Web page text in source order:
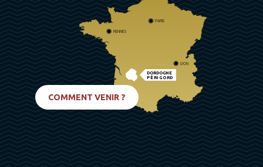
DORDOGNE
PÉRIGORD
PARIS
RENNES
LYON
COMMENT VENIR ?